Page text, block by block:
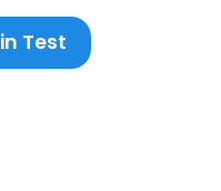
Test